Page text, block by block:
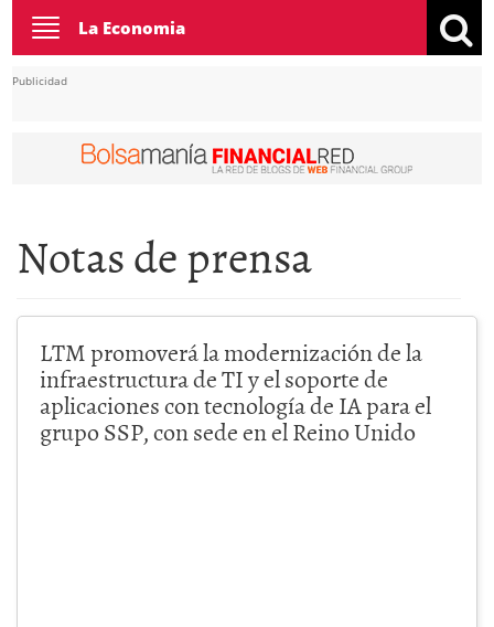
Toggle
navigation
La Economia
Publicidad
Notas de prensa
LTM promoverá la modernización de la
infraestructura de TI y el soporte de
aplicaciones con tecnología de IA para el
grupo SSP, con sede en el Reino Unido